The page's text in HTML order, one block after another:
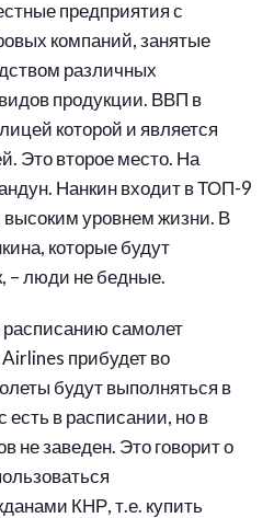
предприятия с
компаний, занятые
различных
продукции. ВВП в
которой и является
Это второе место. На
Нанкин входит в ТОП-9
уровнем жизни. В
которые будут
– люди не бедные.
расписанию самолет
прибудет во
будут выполняться в
в расписании, но в
не заведен. Это говорит о
КНР, т.е. купить